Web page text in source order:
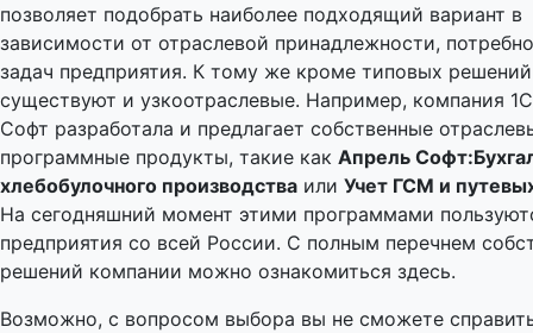
позволяет подобрать наиболее подходящий вариант в
зависимости от отраслевой принадлежности,
задач предприятия. К тому же кроме типовых
существуют и узкоотраслевые. Например, компания
Софт разработала и предлагает собственные
программные продукты, такие как Апрель
хлебобулочного производства или Учет ГСМ и
На сегодняшний момент этими программами
предприятия со всей России. С полным перечнем
решений компании можно ознакомиться здесь.
Возможно, с вопросом выбора вы не сможете